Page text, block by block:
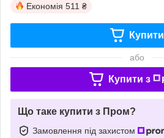
Економія 511 ₴
Купити
або
Купити з
Що таке купити з Пром?
Замовлення під захистом